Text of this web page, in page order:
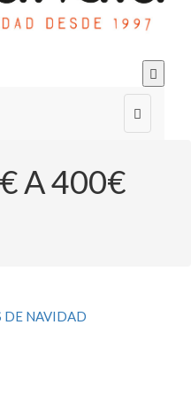


A 400€
DE NAVIDAD